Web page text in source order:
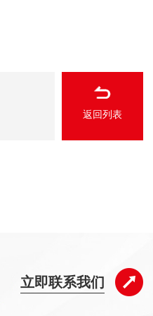
返回列表
立即联系我们